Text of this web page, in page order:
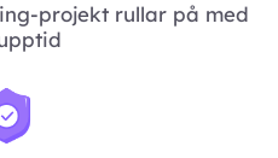
projekt rullar på med